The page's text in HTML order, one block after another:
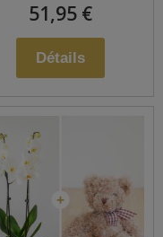
51,95 €
Détails